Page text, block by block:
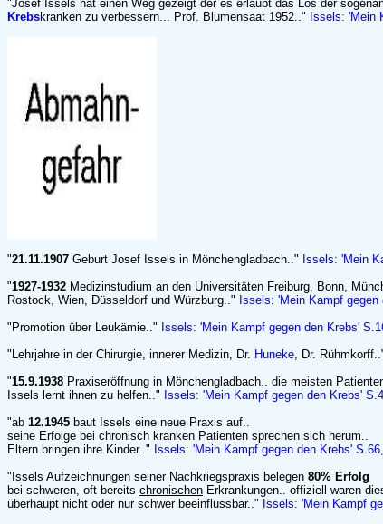
"Josef Issels hat einen Weg gezeigt der es erlaubt das Los der
Krebskranken zu verbessern... Prof. Blumensaat 1952.." Issels: 'Mein
"21.11.1907 Geburt Josef Issels in Mönchengladbach.." Issels: 'Mein
"1927-1932 Medizinstudium an den Universitäten Freiburg, Bonn,
Rostock, Wien, Düsseldorf und Würzburg.." Issels: 'Mein Kampf
"Promotion über Leukämie.." Issels: 'Mein Kampf gegen den Krebs'
"Lehrjahre in der Chirurgie, innerer Medizin, Dr. Huneke, Dr.
"15.9.1938 Praxiseröffnung in Mönchengladbach.. die meisten
Issels lernt ihnen zu helfen.." Issels: 'Mein Kampf gegen den Krebs'
"ab 12.1945 baut Issels eine neue Praxis auf..
seine Erfolge bei chronisch kranken Patienten sprechen sich herum..
Eltern bringen ihre Kinder.." Issels: 'Mein Kampf gegen den Krebs'
"Issels Aufzeichnungen seiner Nachkriegspraxis belegen 80% Erfolg
bei schweren, oft bereits chronischen Erkrankungen.. offiziell waren
überhaupt nicht oder nur schwer beeinflussbar.." Issels: 'Mein Kampf